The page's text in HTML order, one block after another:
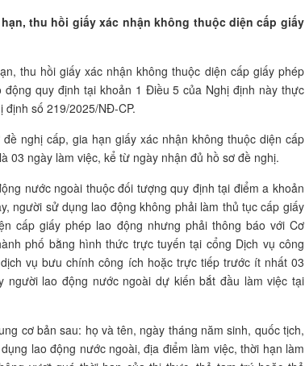
thu hồi giấy xác nhận không thuộc diện cấp giấy
thu hồi giấy xác nhận không thuộc diện cấp giấy phép
động quy định tại khoản 1 Điều 5 của Nghị định này thực
định số 219/2025/NĐ-CP.
nghị cấp, gia hạn giấy xác nhận không thuộc diện cấp
03 ngày làm việc, kể từ ngày nhận đủ hồ sơ đề nghị.
nước ngoài thuộc đối tượng quy định tại điểm a khoản
người sử dụng lao động không phải làm thủ tục cấp giấy
cấp giấy phép lao động nhưng phải thông báo với Cơ
phố bằng hình thức trực tuyến tại cổng Dịch vụ công
vụ bưu chính công ích hoặc trực tiếp trước ít nhất 03
người lao động nước ngoài dự kiến bắt đầu làm việc tại
cơ bản sau: họ và tên, ngày tháng năm sinh, quốc tịch,
lao động nước ngoài, địa điểm làm việc, thời hạn làm